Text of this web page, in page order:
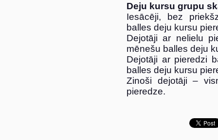
Deju kursu grupu
Iesācēji, bez
balles deju kursu
Dejotāji ar nelielu
mēnešu balles deju
Dejotāji ar pieredzi
balles deju kursu
Zinoši dejotāji –
pieredze.